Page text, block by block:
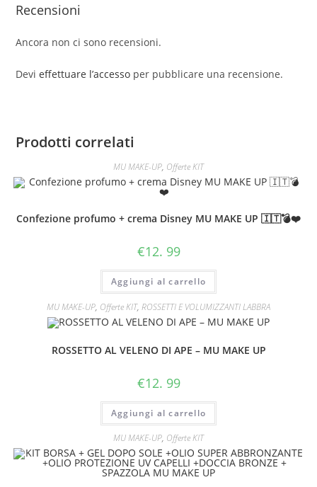
acido
uovo
mumakeup
Recensioni
Ancora non ci sono recensioni.
Devieffettuare l’accesso per pubblicare una recensione.
Prodotti correlati
MU MAKE-UP, Offerte KIT
Confezione profumo + crema Disney MU MAKE UP 🇮🇹💣❤️
€12. 99
Aggiungi al carrello
MU MAKE-UP, Offerte KIT, ROSSETTI E VOLUMIZZANTI LABBRA
ROSSETTO AL VELENO DI APE – MU MAKE UP
€12. 99
Aggiungi al carrello
MU MAKE-UP, Offerte KIT